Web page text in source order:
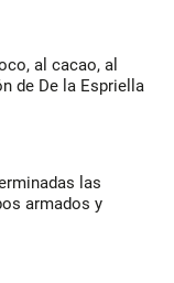
al cacao, al
de De la Espriella
las
armados y